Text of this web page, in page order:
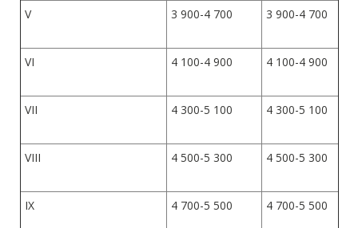
V 3 900-4 700 3 900-4 700
VI 4 100-4 900 4 100-4 900
VII 4 300-5 100 4 300-5 100
VIII 4 500-5 300 4 500-5 300
IX 4 700-5 500 4 700-5 500